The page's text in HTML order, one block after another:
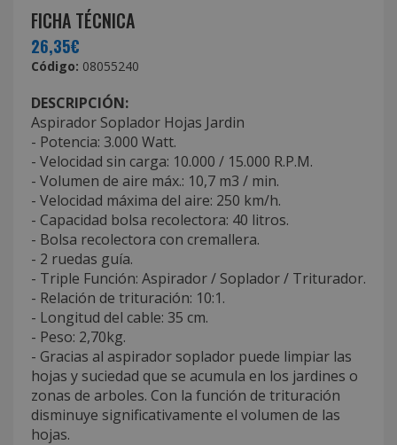
FICHA TÉCNICA
26,35€
Código: 08055240
DESCRIPCIÓN:
Aspirador Soplador Hojas Jardin
- Potencia: 3.000 Watt.
- Velocidad sin carga: 10.000 / 15.000 R.P.M.
- Volumen de aire máx.: 10,7 m3 / min.
- Velocidad máxima del aire: 250 km/h.
- Capacidad bolsa recolectora: 40 litros.
- Bolsa recolectora con cremallera.
- 2 ruedas guía.
- Triple Función: Aspirador / Soplador / Triturador.
- Relación de trituración: 10:1.
- Longitud del cable: 35 cm.
- Peso: 2,70kg.
- Gracias al aspirador soplador puede limpiar las
hojas y suciedad que se acumula en los jardines o
zonas de arboles. Con la función de trituración
disminuye significativamente el volumen de las
hojas.